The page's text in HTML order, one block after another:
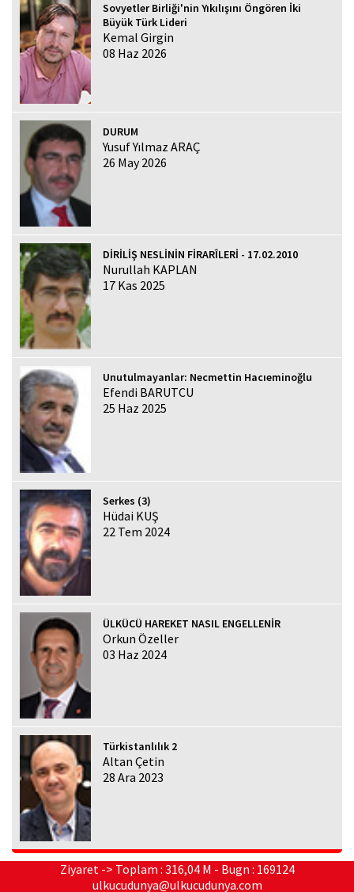
Sovyetler Birliği'nin Yıkılışını Öngören İki
Büyük Türk Lideri
Kemal Girgin
08 Haz 2026
DURUM
Yusuf Yılmaz ARAÇ
26 May 2026
DİRİLİŞ NESLİNİN FİRARÎLERİ - 17.02.2010
Nurullah KAPLAN
17 Kas 2025
Unutulmayanlar: Necmettin Hacıeminoğlu
Efendi BARUTCU
25 Haz 2025
Serkes (3)
Hüdai KUŞ
22 Tem 2024
ÜLKÜCÜ HAREKET NASIL ENGELLENİR
Orkun Özeller
03 Haz 2024
Türkistanlılık 2
Altan Çetin
28 Ara 2023
Ziyaret -> Toplam : 316,04 M - Bugn : 169124
ulkucudunya@ulkucudunya.com